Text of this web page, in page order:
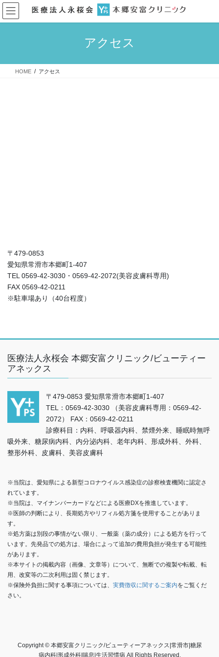
コ
ン
テ
ス
ナ
ビ
ゲ
ン
アクセス
HOME アクセス
〒479-0853
愛知県常滑市本郷町1-407
TEL 0569-42-3030・0569-42-2072(美容皮膚科専用)
FAX 0569-42-0211
※駐車場あり（40台程度）
医療法人永桜会 本郷安富クリニック/ビューティー
アネックス
〒479-0853 愛知県常滑市本郷町1-407
TEL：0569-42-3030 （美容皮膚科専用：0569-42-
2072） FAX：0569-42-0211
診療科目：内科、呼吸器内科、禁煙外来、睡眠時無呼
吸外来、糖尿病内科、内分泌内科、老年内科、形成外科、外科、
整形外科、皮膚科、美容皮膚科
※当院は、愛知県による新型コロナウイルス感染症の診察検査機関に認定さ
れています。
※当院は、マイナンバーカードなどによる医療DXを推進しています。
※医師の判断により、長期処方やリフィル処方箋を使用することがありま
す。
※処方薬は別段の事情がない限り、一般薬（薬の成分）による処方を行って
います。先発品での処方は、場合によって追加の費用負担が発生する可能性
があります。
※本サイトの掲載内容（画像、文章等）について、無断での複製や転載、転
用、改変等の二次利用は固く禁じます。
※保険外負担に関する事項については、 実費徴収に関するご案内をご覧くだ
さい。
Copyright © 本郷安富クリニック/ビューティーアネックス|常滑市|糖尿
病内科|形成外科|喘息|生活習慣病 All Rights Reserved.